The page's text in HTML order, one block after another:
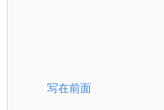
写在前面